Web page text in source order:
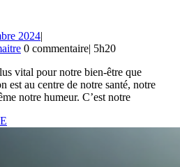
2024|
0 commentaire| 5h20
vital pour notre bien-être que
est au centre de notre santé, notre
notre humeur. C’est notre